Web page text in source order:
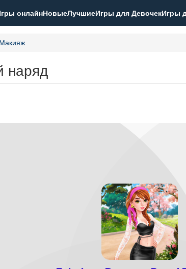
онлайнНовыеЛучшиеИгры для ДевочекИгры
Макияж
наряд